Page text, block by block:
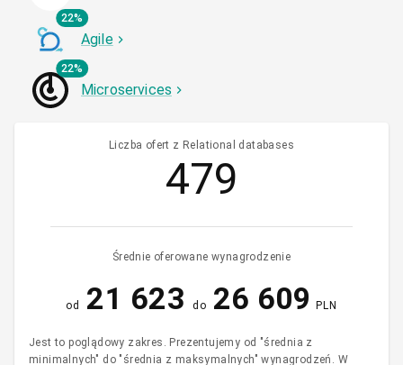
22%
Agile
22%
Microservices
Liczba ofert z Relational databases
479
Średnie oferowane wynagrodzenie
od 21 623 do 26 609 PLN
Jest to poglądowy zakres. Prezentujemy od "średnia z
minimalnych" do "średnia z maksymalnych" wynagrodzeń. W